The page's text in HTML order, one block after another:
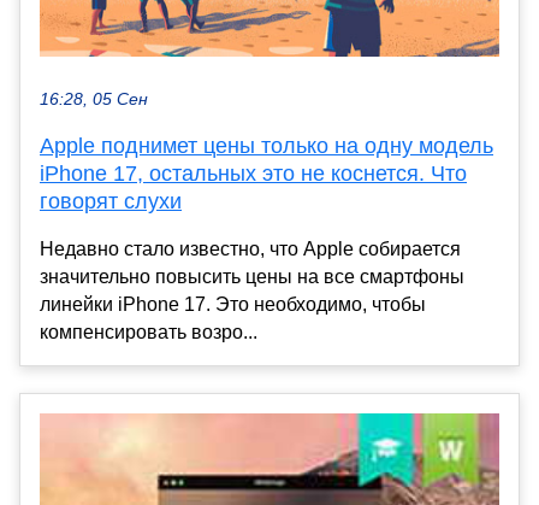
16:28, 05 Сен
Apple поднимет цены только на одну модель
iPhone 17, остальных это не коснется. Что
говорят слухи
Недавно стало известно, что Apple собирается
значительно повысить цены на все смартфоны
линейки iPhone 17. Это необходимо, чтобы
компенсировать возро...